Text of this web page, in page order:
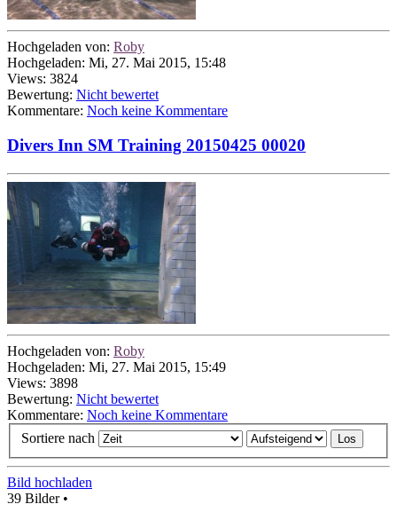
Hochgeladen von: Roby
Hochgeladen: Mi, 27. Mai 2015, 15:48
Views: 3824
Bewertung: Nicht bewertet
Kommentare: Noch keine Kommentare
Divers Inn SM Training 20150425 00020
Hochgeladen von: Roby
Hochgeladen: Mi, 27. Mai 2015, 15:49
Views: 3898
Bewertung: Nicht bewertet
Kommentare: Noch keine Kommentare
Sortiere nach
Bild hochladen
39 Bilder •